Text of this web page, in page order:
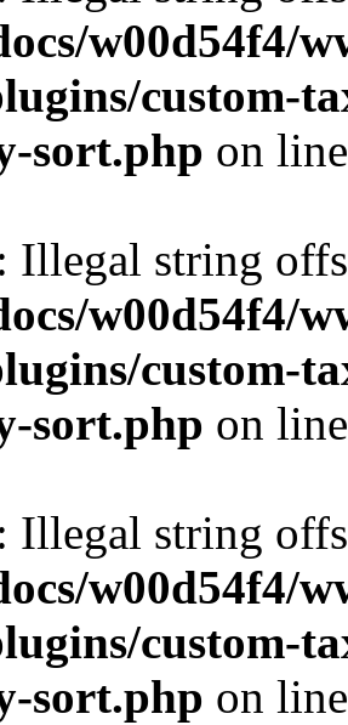
w00d54f4/
custom-
sort.php on
: Illegal string
w00d54f4/
custom-
sort.php on
: Illegal string
w00d54f4/
custom-
sort.php on